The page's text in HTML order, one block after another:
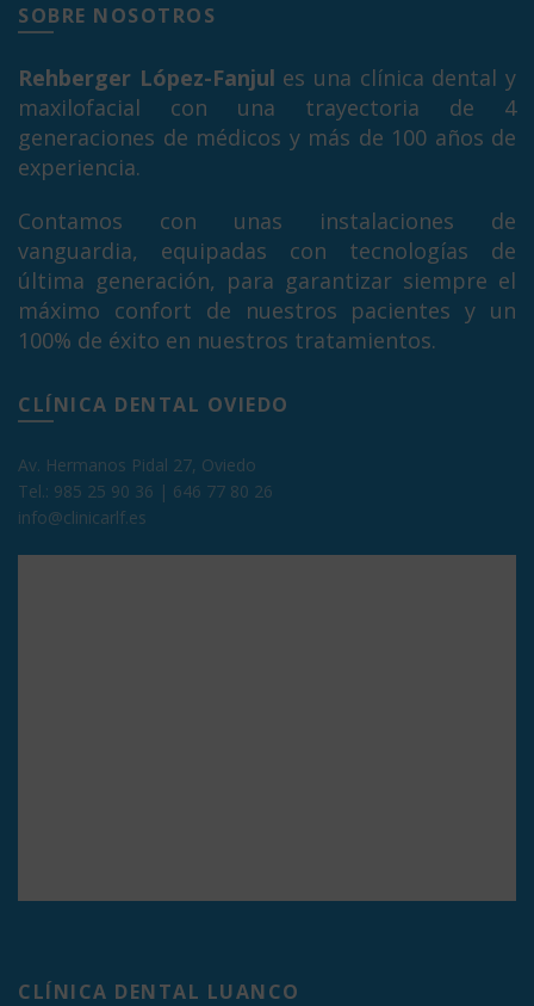
SOBRE NOSOTROS
Rehberger López-Fanjul es una clínica dental y
maxilofacial con una trayectoria de 4
generaciones de médicos y más de 100 años de
experiencia.
Contamos con unas instalaciones de
vanguardia, equipadas con tecnologías de
última generación, para garantizar siempre el
máximo confort de nuestros pacientes y un
100% de éxito en nuestros tratamientos.
CLÍNICA DENTAL OVIEDO
Av. Hermanos Pidal 27, Oviedo
Tel.: 985 25 90 36 | 646 77 80 26
info@clinicarlf.es
CLÍNICA DENTAL LUANCO